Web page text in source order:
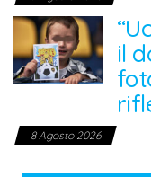
il
8 Agosto 2026